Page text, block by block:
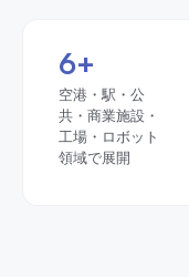
6+
空港・駅・公
共・商業施設・
工場・ロボット
領域で展開